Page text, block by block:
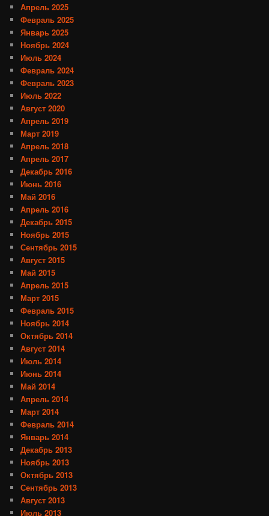
Апрель 2025
Февраль 2025
Январь 2025
Ноябрь 2024
Июль 2024
Февраль 2024
Февраль 2023
Июль 2022
Август 2020
Апрель 2019
Март 2019
Апрель 2018
Апрель 2017
Декабрь 2016
Июнь 2016
Май 2016
Апрель 2016
Декабрь 2015
Ноябрь 2015
Сентябрь 2015
Август 2015
Май 2015
Апрель 2015
Март 2015
Февраль 2015
Ноябрь 2014
Октябрь 2014
Август 2014
Июль 2014
Июнь 2014
Май 2014
Апрель 2014
Март 2014
Февраль 2014
Январь 2014
Декабрь 2013
Ноябрь 2013
Октябрь 2013
Сентябрь 2013
Август 2013
Июль 2013